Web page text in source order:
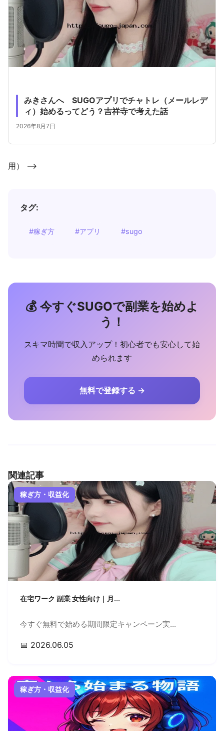
みきさんへ SUGOアプリでチャトレ（メールレデ
ィ）始めるってどう？吉祥寺で考えた話
2026年8月7日
用） -->
タグ:
#稼ぎ方 #アプリ #sugo
💰 今すぐSUGOで副業を始めよ
う！
スキマ時間で収入アップ！初心者でも安心して始
められます
無料で登録する →
関連記事
稼ぎ方・収益化
在宅ワーク 副業 女性向け｜月...
今すぐ無料で始める期間限定キャンペーン実...
📅 2026.06.05
稼ぎ方・収益化